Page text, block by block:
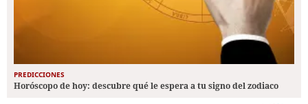
PREDICCIONES
Horóscopo de hoy: descubre qué le espera a tu signo del zodiaco